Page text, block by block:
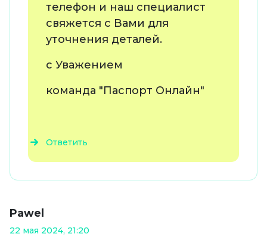
телефон и наш специалист
свяжется с Вами для
уточнения деталей.
с Уважением
команда "Паспорт Онлайн"
Ответить
Pawel
22 мая 2024, 21:20